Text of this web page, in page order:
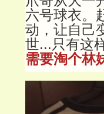
六号球衣。
动，让自己
世...只有这
需要淘个林